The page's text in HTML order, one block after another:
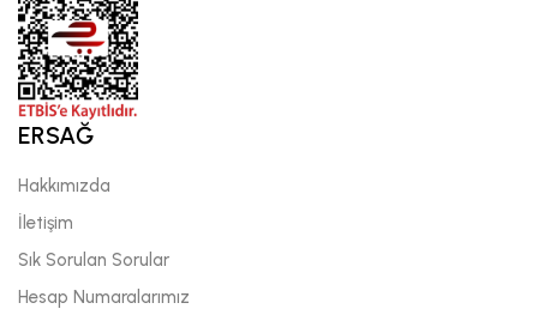
ERSAĞ
Hakkımızda
İletişim
Sık Sorulan Sorular
Hesap Numaralarımız